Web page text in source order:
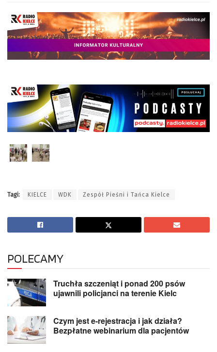
Tagi: KIELCE WDK Zespół Pieśni i Tańca Kielce
POLECAMY
Truchła szczeniąt i ponad 200 psów
ujawnili policjanci na terenie Kielc
Czym jest e-rejestracja i jak działa?
Bezpłatne webinarium dla pacjentów